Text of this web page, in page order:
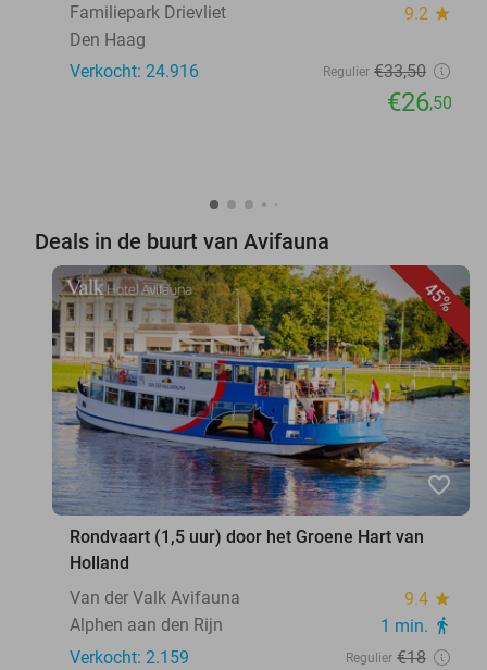
Familiepark Drievliet
9.2 star
Den Haag
Verkocht: 24.916
Regulier €33,50
€26,50
Deals in de buurt van Avifauna
45%
favorite_border
Rondvaart (1,5 uur) door het Groene Hart van
Holland
Van der Valk Avifauna
9.4 star
Alphen aan den Rijn 1 min. directions_walk
Verkocht: 2.159 Regulier €18